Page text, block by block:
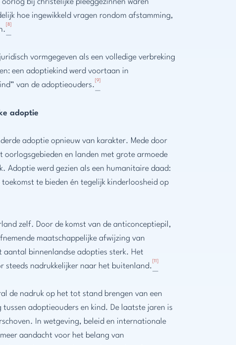
bij christelijke pleeggezinnen waren
hoe ingewikkeld vragen rondom afstamming,
[8]
vormgegeven als een volledige verbreking
een adoptiekind werd voortaan in
van de adoptieouders.
[9]
adoptie
adoptie opnieuw van karakter. Mede door
oorlogsgebieden en landen met grote armoede
Adoptie werd gezien als een humanitaire daad:
te bieden én tegelijk kinderloosheid op
zelf. Door de komst van de anticonceptiepil,
maatschappelijke afwijzing van
aantal binnenlandse adopties sterk. Het
steeds nadrukkelijker naar het buitenland.
[11]
de nadruk op het tot stand brengen van een
adoptieouders en kind. De laatste jaren is
In wetgeving, beleid en internationale
aandacht voor het belang van